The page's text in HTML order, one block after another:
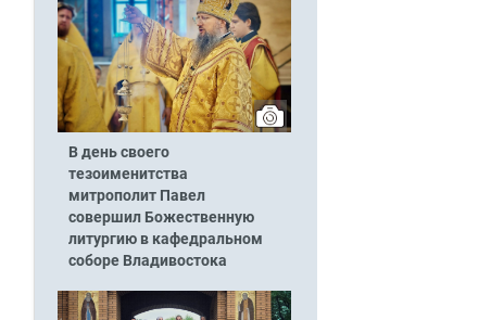
В день своего
тезоименитства
митрополит Павел
совершил Божественную
литургию в кафедральном
соборе Владивостока